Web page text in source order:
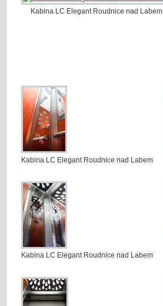
Kabina LC Elegant Roudnice nad Labem
Kabina LC Elegant Roudnice nad Labem
Kabina LC Elegant Roudnice nad Labem